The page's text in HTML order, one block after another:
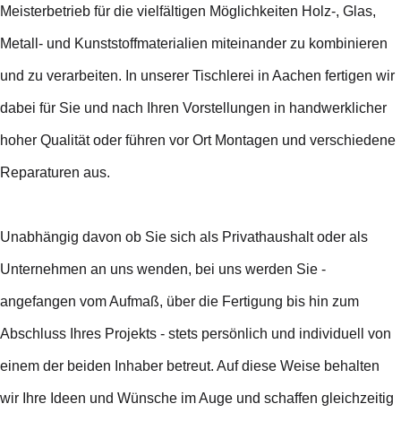
Meisterbetrieb für die vielfältigen Möglichkeiten Holz-, Glas,
Metall- und Kunststoffmaterialien miteinander zu kombinieren
und zu verarbeiten. In unserer Tischlerei in Aachen fertigen wir
dabei für Sie und nach Ihren Vorstellungen in handwerklicher
hoher Qualität oder führen vor Ort Montagen und verschiedene
Reparaturen aus.
Unabhängig davon ob Sie sich als Privathaushalt oder als
Unternehmen an uns wenden, bei uns werden Sie -
angefangen vom Aufmaß, über die Fertigung bis hin zum
Abschluss Ihres Projekts - stets persönlich und individuell von
einem der beiden Inhaber betreut. Auf diese Weise behalten
wir Ihre Ideen und Wünsche im Auge und schaffen gleichzeitig